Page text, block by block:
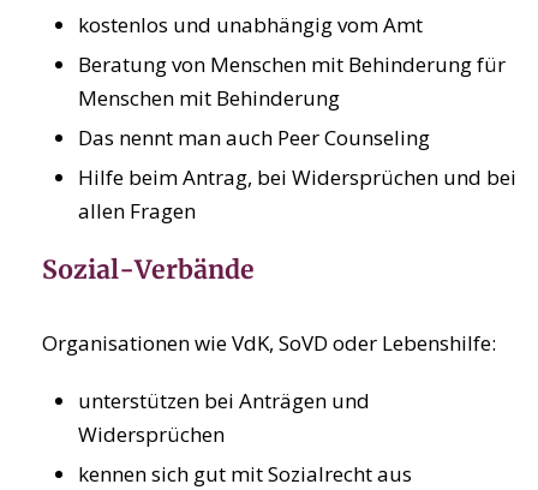
kostenlos und unabhängig vom Amt
Beratung von Menschen mit Behinderung für
Menschen mit Behinderung
Das nennt man auch Peer Counseling
Hilfe beim Antrag, bei Widersprüchen und bei
allen Fragen
Sozial-Verbände
Organisationen wie VdK, SoVD oder Lebenshilfe:
unterstützen bei Anträgen und
Widersprüchen
kennen sich gut mit Sozialrecht aus